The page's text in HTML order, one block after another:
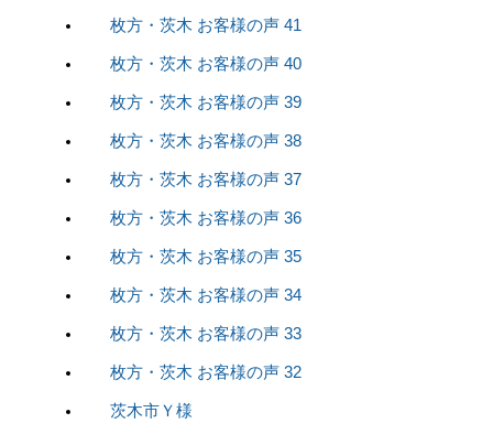
枚方・茨木 お客様の声 41
枚方・茨木 お客様の声 40
枚方・茨木 お客様の声 39
枚方・茨木 お客様の声 38
枚方・茨木 お客様の声 37
枚方・茨木 お客様の声 36
枚方・茨木 お客様の声 35
枚方・茨木 お客様の声 34
枚方・茨木 お客様の声 33
枚方・茨木 お客様の声 32
茨木市Ｙ様